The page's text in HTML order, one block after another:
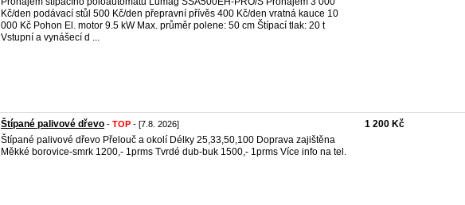
Kč/den podávací stůl 500 Kč/den přepravní přívěs 400 Kč/den vratná kauce 10
000 Kč Pohon El. motor 9.5 kW Max. průměr polene: 50 cm Štípací tlak: 20 t
Vstupní a vynášecí d ...
Štípané palivové dřevo - TOP - [7.8. 2026]
Štípané palivové dřevo Přelouč a okolí Délky 25,33,50,100 Doprava zajištěna
Měkké borovice-smrk 1200,- 1prms Tvrdé dub-buk 1500,- 1prms Více info na tel.
1 200 Kč